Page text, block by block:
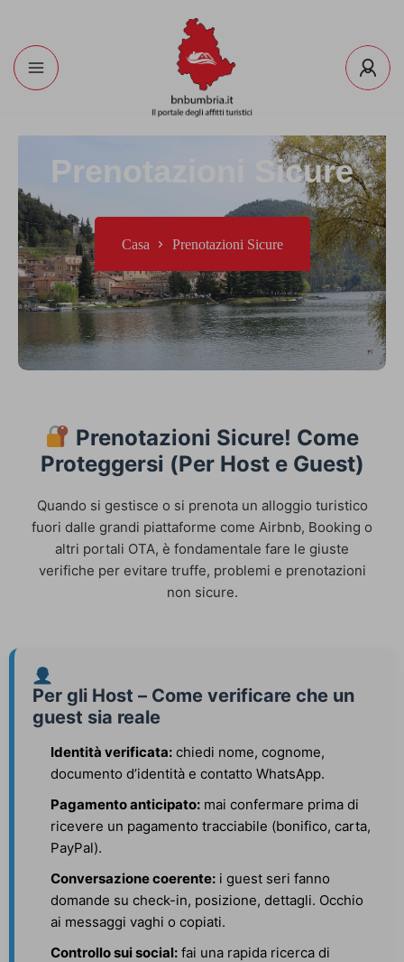
Prenotazioni Sicure
Casa Prenotazioni Sicure
Prenotazioni Sicure! Come
Proteggersi (Per Host e Guest)
Quando si gestisce o si prenota un alloggio turistico
fuori dalle grandi piattaforme come Airbnb, Booking o
altri portali OTA, è fondamentale fare le giuste
verifiche per evitare truffe, problemi e prenotazioni
non sicure.
Per gli Host – Come verificare che un
guest sia reale
Identità verificata: chiedi nome, cognome,
documento d’identità e contatto WhatsApp.
Pagamento anticipato: mai confermare prima di
ricevere un pagamento tracciabile (bonifico, carta,
PayPal).
Conversazione coerente: i guest seri fanno
domande su check-in, posizione, dettagli. Occhio
ai messaggi vaghi o copiati.
Controllo sui social: fai una rapida ricerca di